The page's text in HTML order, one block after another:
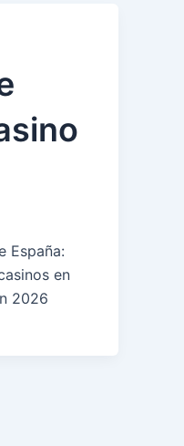
España:
en
2026